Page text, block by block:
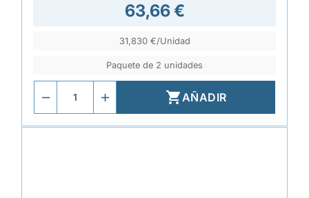
63,66 €
31,830 €/Unidad
Paquete de 2 unidades
AÑADIR